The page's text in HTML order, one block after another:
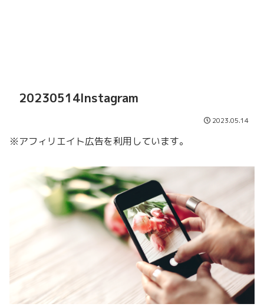
20230514Instagram
2023.05.14
※アフィリエイト広告を利用しています。